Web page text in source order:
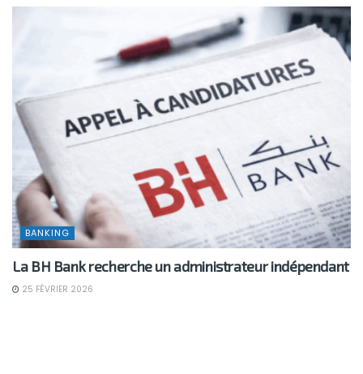
BANKING
La BH Bank recherche un administrateur indépendant
25 FÉVRIER 2026